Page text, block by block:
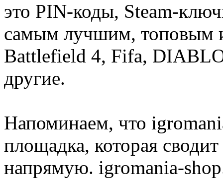
это PIN-коды, Steam-
самым лучшим, топовым
Battlefield 4, Fifa,
другие.
Напоминаем, что
площадка, которая
напрямую. igromania-